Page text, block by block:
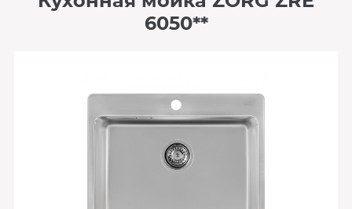
6050**